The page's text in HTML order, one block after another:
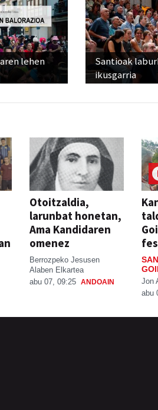
lehen
Santioak
ikusgarria
Otoitzaldia,
larunbat honetan,
Ama Kandidaren
omenez
Berrozpeko Jesusen
Alaben Elkartea
abu 07, 09:25 ANDOAIN
Jon
abu